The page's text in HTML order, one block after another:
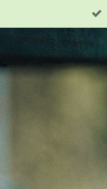
Hauptinhalt